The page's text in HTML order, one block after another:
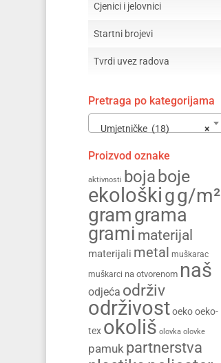
Cjenici i jelovnici
Startni brojevi
Tvrdi uvez radova
Pretraga po kategorijama
×
Umjetničke (18)
Proizvod oznake
aktivnosti boja boje
ekološkigg/m²
gramgrama
grami materijal
materijali metal muškarac
muškarci na otvorenom naš
odjeća održiv
održivost oeko oeko-
tex okoliš olovka olovke
pamuk partnerstva